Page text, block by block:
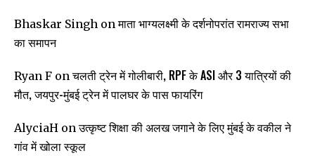
Bhaskar Singh onमाता भाग्यलक्ष्मी के दर्शनोपरांत रामराज्य सभा
का समापन
Ryan F onचलती ट्रेन में गोलीबारी, RPF के ASI और 3 यात्रियों की
मौत, जयपुर-मुंबई ट्रेन में पालघर के पास फायरिंग
AlyciaH onउत्कृष्ट शिक्षा की अलख जगाने के लिए मुंबई के वकील ने
गांव में खोला स्कूल